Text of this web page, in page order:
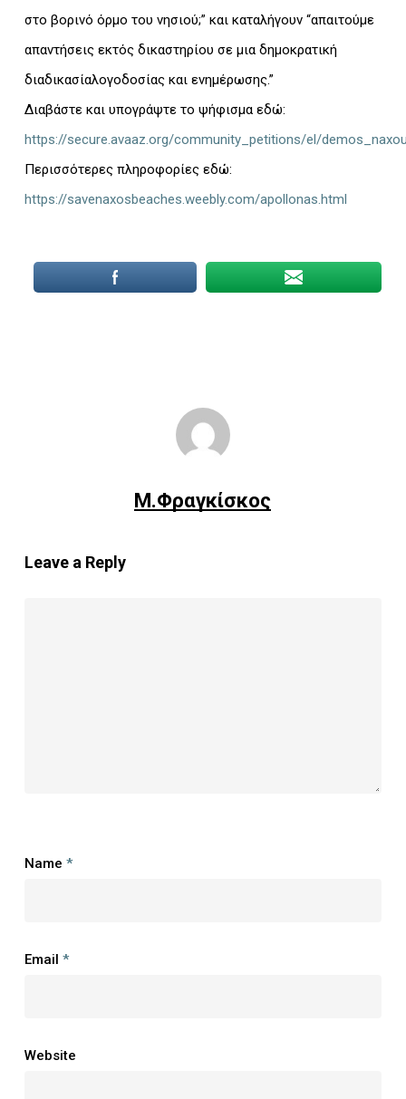
στο βορινό όρμο του νησιού;” και καταλήγουν “απαιτούμε
απαντήσεις εκτός δικαστηρίου σε μια δημοκρατική
διαδικασίαλογοδοσίας και ενημέρωσης.”
Διαβάστε και υπογράψτε το ψήφισμα εδώ:
https://secure.avaaz.org/community_petitions/el/
Περισσότερες πληροφορίες εδώ:
https://savenaxosbeaches.weebly.com/apollonas.html
Μ.Φραγκίσκος
Leave a Reply
Name *
Email *
Website